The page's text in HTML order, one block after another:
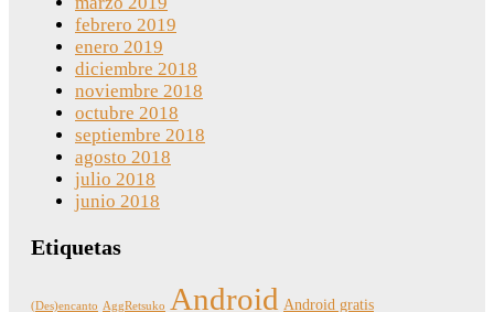
febrero 2019
enero 2019
diciembre 2018
noviembre 2018
octubre 2018
septiembre 2018
agosto 2018
julio 2018
junio 2018
Etiquetas
(Des)encanto AggRetsuko Android Android gratis